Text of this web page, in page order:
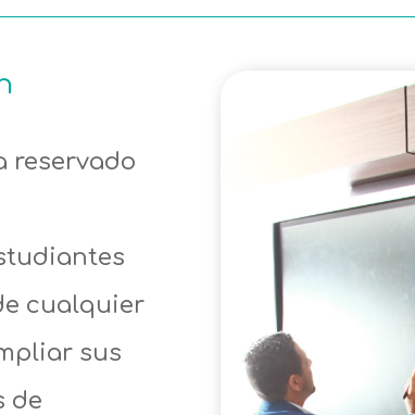
reservado
cualquier
sus
de